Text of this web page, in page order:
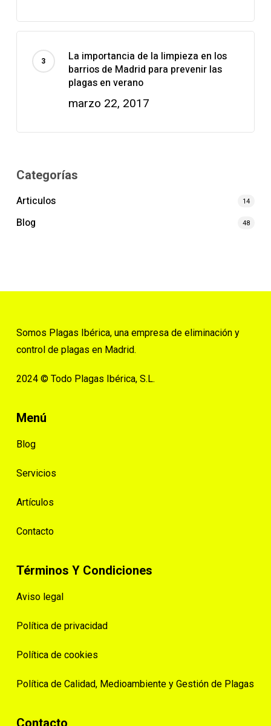
La importancia de la limpieza en los
barrios de Madrid para prevenir las
plagas en verano
marzo 22, 2017
Categorías
Articulos
14
Blog 48
Somos Plagas Ibérica, una empresa de eliminación y
control de plagas en Madrid.
2024 © Todo Plagas Ibérica, S.L.
Menú
Blog
Servicios
Artículos
Contacto
Términos Y Condiciones
Aviso legal
Política de privacidad
Política de cookies
Política de Calidad, Medioambiente y Gestión de Plagas
Contacto